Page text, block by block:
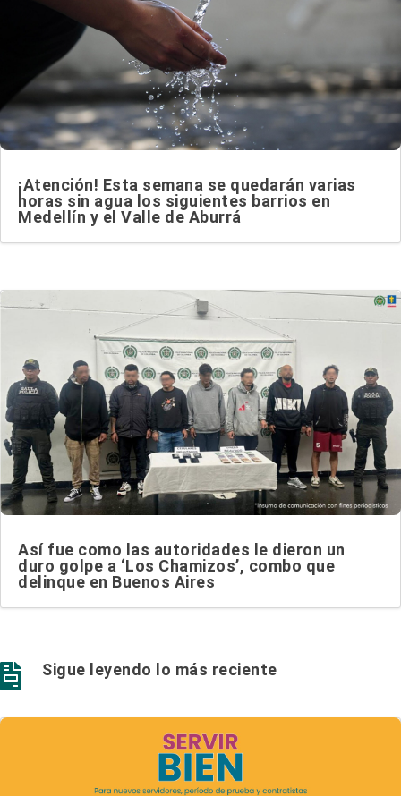
¡Atención! Esta semana se quedarán varias
horas sin agua los siguientes barrios en
Medellín y el Valle de Aburrá
Así fue como las autoridades le dieron un
duro golpe a ‘Los Chamizos’, combo que
delinque en Buenos Aires
 Sigue leyendo lo más reciente